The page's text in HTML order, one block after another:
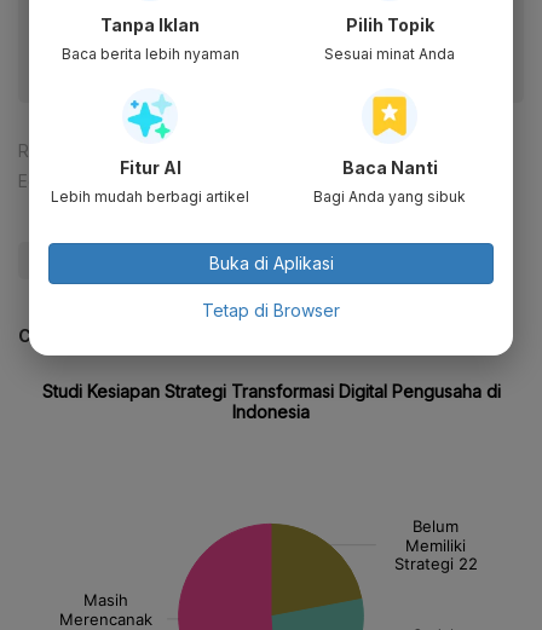
fitur menarik lainnya lewat aplikasi mobile Katadata.
Reporter:
Editor:
Yuliawati
#Melinda Gates #Digital
CEK JUGA DATA INI
Tanpa Iklan
Baca berita lebih nyaman
Pilih Topik
Sesuai minat Anda
Fitur AI
Lebih mudah berbagi artikel
Baca Nanti
Bagi Anda yang sibuk
Buka di Aplikasi
Tetap di Browser